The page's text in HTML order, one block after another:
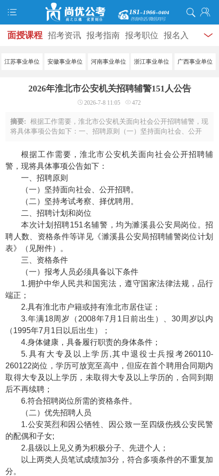
面授课程 招考资讯 报考指南 报考职位 报名入
口 打准考证 成绩查询 面试公告 录用公示 辅导
学员风采 名师团队
服务信息
江苏事业单位 安徽事业单位 河南事业单位 浙江事业单位 广西事业单位
2026年淮北市公安机关招聘辅警151人公告
2026-7-8 11:05 472
摘要:根据工作需要，淮北市公安机关面向社会公开招聘辅警，现
将具体事项公告如下：一、招聘原则（一）坚持面向社会、公开
次计划招聘151名辅警，均为濉溪县公安 ...
根据工作需要，淮北市公安机关面向社会公开招聘辅
警，现将具体事项公告如下：
一、招聘原则
（一）坚持面向社会、公开招聘。
（二）坚持考试考察、择优聘用。
二、招聘计划和岗位
本次计划招聘151名辅警，均为濉溪县公安局岗位。招
聘人数、资格条件等详见《濉溪县公安局招聘辅警岗位计划
表》（见附件）。
三、资格条件
（一）报考人员必须具备以下条件
1.拥护中华人民共和国宪法，遵守国家法律法规，品行
端正；
2.具有淮北市户籍或持有淮北市居住证；
3.年满18周岁（2008年7月1日前出生）、30周岁以内
（1995年7月1日以后出生）；
4.身体健康，具备履行职责的身体条件；
5.具有大专及以上学历,其中退役士兵报考260110-
260122岗位，学历可放宽至高中，但应在首个聘用合同期内
取得大专及以上学历，未取得大专及以上学历的，合同到期
后不再续聘；
6.符合招聘岗位所需的资格条件。
（二）优先招聘人员
1.公安英烈和因公牺牲、因公致一至四级伤残公安民警
的配偶和子女;
2.县级以上见义勇为积极分子、先进个人；
以上两类人员笔试成绩加3分，符合多项条件的不重复加
分。